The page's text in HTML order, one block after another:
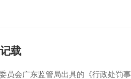
载
员会广东监管局出具的《行政处罚